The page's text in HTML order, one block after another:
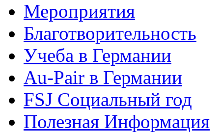
Мероприятия
Благотворительность
Учеба в Германии
Au-Pair в Германии
FSJ Социальный год
Полезная Информация